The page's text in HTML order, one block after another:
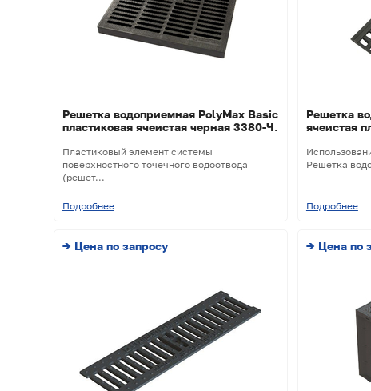
Решетка водоприемная PolyMax Basic
пластиковая ячеистая черная 3380-Ч.
Пластиковый элемент системы
поверхностного точечного водоотвода
(решет...
Подробнее
Решетка
ячеистая
Решетка
Подробнее
→ Цена по запросу → Цена по